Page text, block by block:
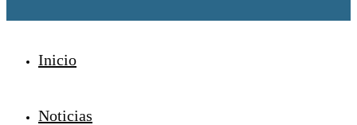
Inicio
Noticias